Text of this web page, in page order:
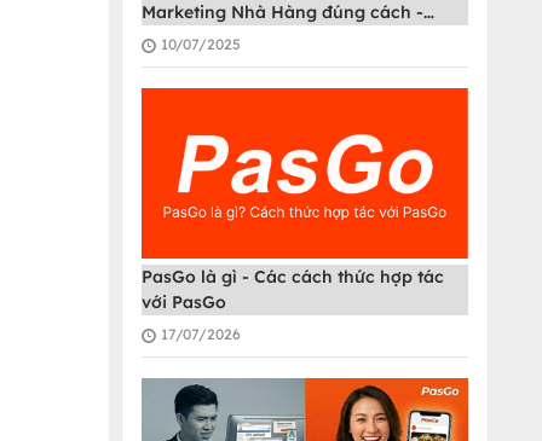
Marketing Nhà Hàng đúng cách -
PasGo
10/07/2025
PasGo là gì - Các cách thức hợp tác
với PasGo
17/07/2026